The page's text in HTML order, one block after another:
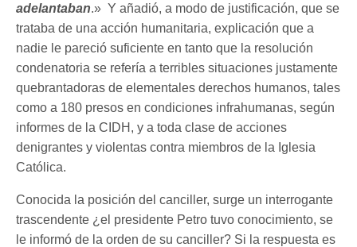
adelantaban.» Y añadió, a modo de justificación, que se
trataba de una acción humanitaria, explicación que a
nadie le pareció suficiente en tanto que la resolución
condenatoria se refería a terribles situaciones justamente
quebrantadoras de elementales derechos humanos, tales
como a 180 presos en condiciones infrahumanas, según
informes de la CIDH, y a toda clase de acciones
denigrantes y violentas contra miembros de la Iglesia
Católica.
Conocida la posición del canciller, surge un interrogante
trascendente ¿el presidente Petro tuvo conocimiento, se
le informó de la orden de su canciller? Si la respuesta es